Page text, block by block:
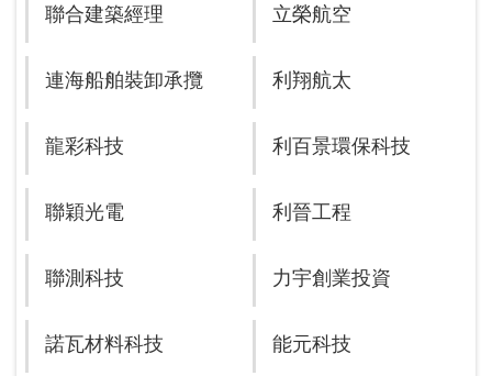
聯合建築經理 立榮航空
連海船舶裝卸承攬 利翔航太
龍彩科技 利百景環保科技
聯穎光電 利晉工程
聯測科技 力宇創業投資
諾瓦材料科技 能元科技